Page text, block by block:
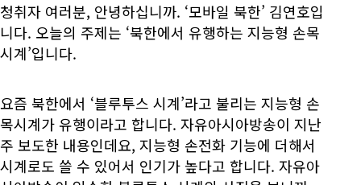
청취자 여러분, 안녕하십니까. ‘모바일 북한’ 김연호입
니다. 오늘의 주제는 ‘북한에서 유행하는 지능형 손목
시계’입니다.
요즘 북한에서 ‘블루투스 시계’라고 불리는 지능형 손
목시계가 유행이라고 합니다. 자유아시아방송이 지난
주 보도한 내용인데요, 지능형 손전화 기능에 더해서
시계로도 쓸 수 있어서 인기가 높다고 합니다. 자유아